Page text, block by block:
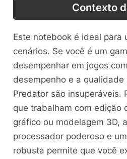
Contexto
Este notebook é ideal para
cenários. Se você é um
desempenhar em jogos
desempenho e a
Predator são insuperáveis.
que trabalham com edição
gráfico ou modelagem 3D,
processador poderoso e
robusta permite que você